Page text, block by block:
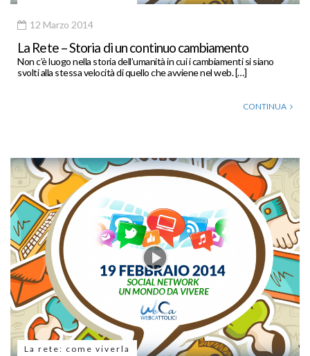
12 Marzo 2014
La Rete – Storia di un continuo cambiamento
Non c’è luogo nella storia dell’umanità in cui i cambiamenti si siano
svolti alla stessa velocità di quello che avviene nel web. […]
CONTINUA
La rete: come viverla